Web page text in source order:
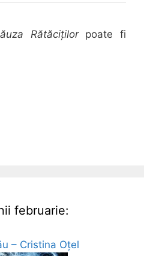
Rătăcițilorpoate fi
februarie:
– Cristina Oțel